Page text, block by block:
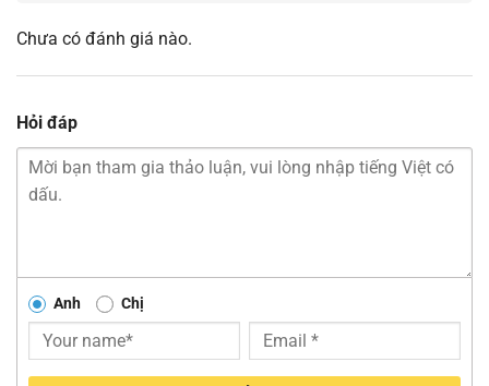
Chưa có đánh giá nào.
Hỏi đáp
Anh Chị